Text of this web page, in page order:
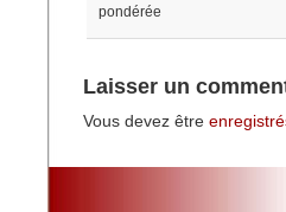
pondérée
Laisser un
Vous devez être